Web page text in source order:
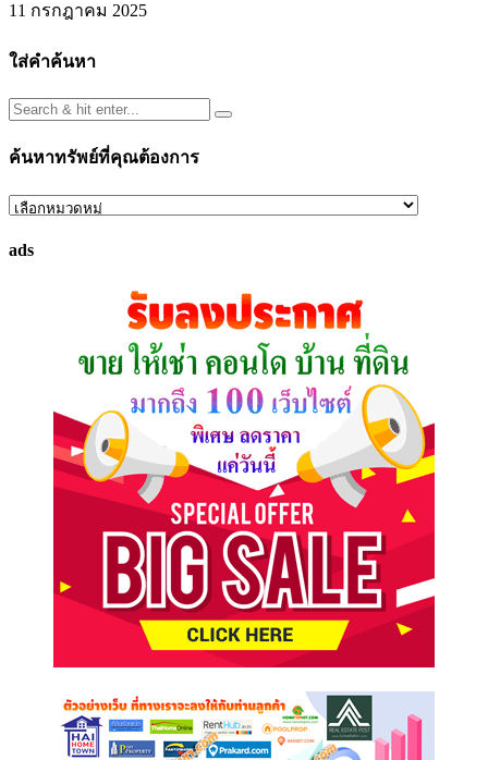
11 กรกฎาคม 2025
ใส่คำค้นหา
ค้นหาทรัพย์ที่คุณต้องการ
ค้นหา
ที่
ads